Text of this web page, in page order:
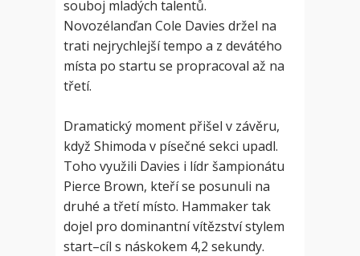
souboj mladých talentů.
Novozélanďan Cole Davies držel na
trati nejrychlejší tempo a z devátého
místa po startu se propracoval až na
třetí.
Dramatický moment přišel v závěru,
když Shimoda v písečné sekci upadl.
Toho využili Davies i lídr šampionátu
Pierce Brown, kteří se posunuli na
druhé a třetí místo. Hammaker tak
dojel pro dominantní vítězství stylem
start–cíl s náskokem 4,2 sekundy.